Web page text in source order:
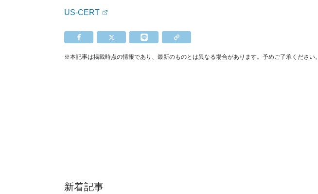
US-CERT
※本記事は掲載時点の情報であり、最新のものとは異なる場合があります。予めご了承ください。
新着記事